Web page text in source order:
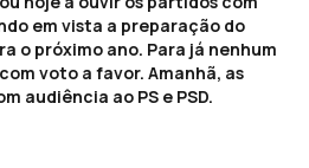
em vista a preparação do
o próximo ano. Para já nenhum
voto a favor. Amanhã, as
audiência ao PS e PSD.